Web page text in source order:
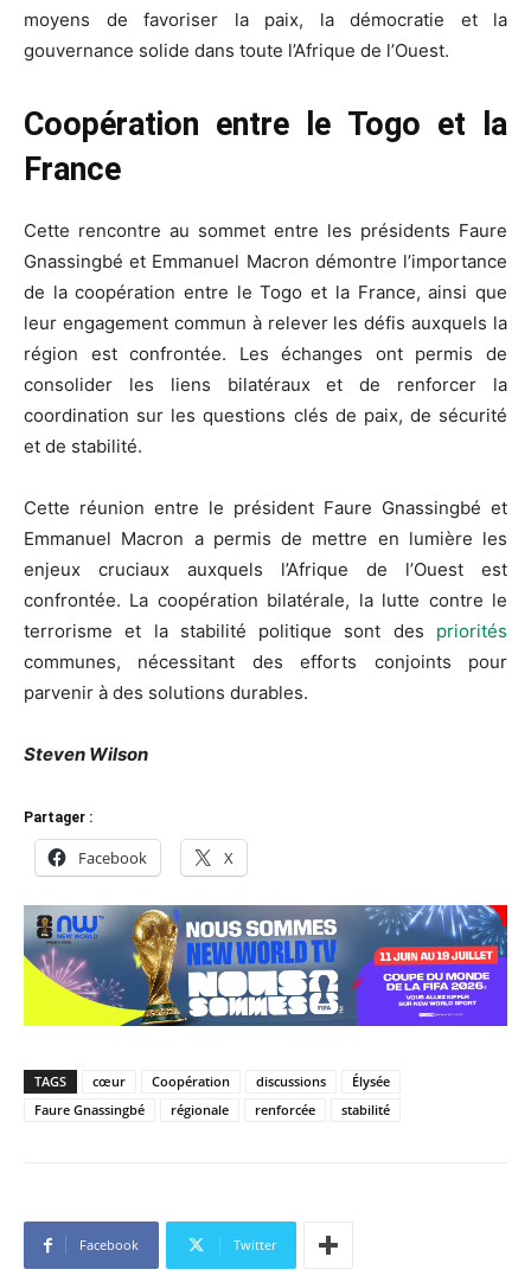
moyens de favoriser la paix, la démocratie et la
gouvernance solide dans toute l’Afrique de l’Ouest.
Coopération entre le Togo et la
France
Cette rencontre au sommet entre les présidents Faure
Gnassingbé et Emmanuel Macron démontre l’importance
de la coopération entre le Togo et la France, ainsi que
leur engagement commun à relever les défis auxquels la
région est confrontée. Les échanges ont permis de
consolider les liens bilatéraux et de renforcer la
coordination sur les questions clés de paix, de sécurité
et de stabilité.
Cette réunion entre le président Faure Gnassingbé et
Emmanuel Macron a permis de mettre en lumière les
enjeux cruciaux auxquels l’Afrique de l’Ouest est
confrontée. La coopération bilatérale, la lutte contre le
terrorisme et la stabilité politique sont des priorités
communes, nécessitant des efforts conjoints pour
parvenir à des solutions durables.
Steven Wilson
Partager :
Facebook X
TAGS cœur Coopération discussions
Élysée
Faure Gnassingbé
régionale renforcée stabilité
Facebook Twitter